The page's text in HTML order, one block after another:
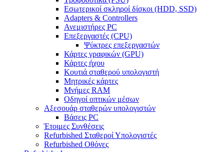
Εσωτερικοί σκληροί δίσκοι (HDD, SSD)
Adapters & Controllers
Ανεμιστήρες PC
Επεξεργαστές (CPU)
Ψύκτρες επεξεργαστών
Κάρτες γραφικών (GPU)
Κάρτες ήχου
Κουτιά σταθερού υπολογιστή
Μητρικές κάρτες
Μνήμες RAM
Οδηγοί οπτικών μέσων
Αξεσουάρ σταθερών υπολογιστών
Βάσεις PC
Έτοιμες Συνθέσεις
Refurbished Σταθεροί Υπολογιστές
Refurbished Οθόνες